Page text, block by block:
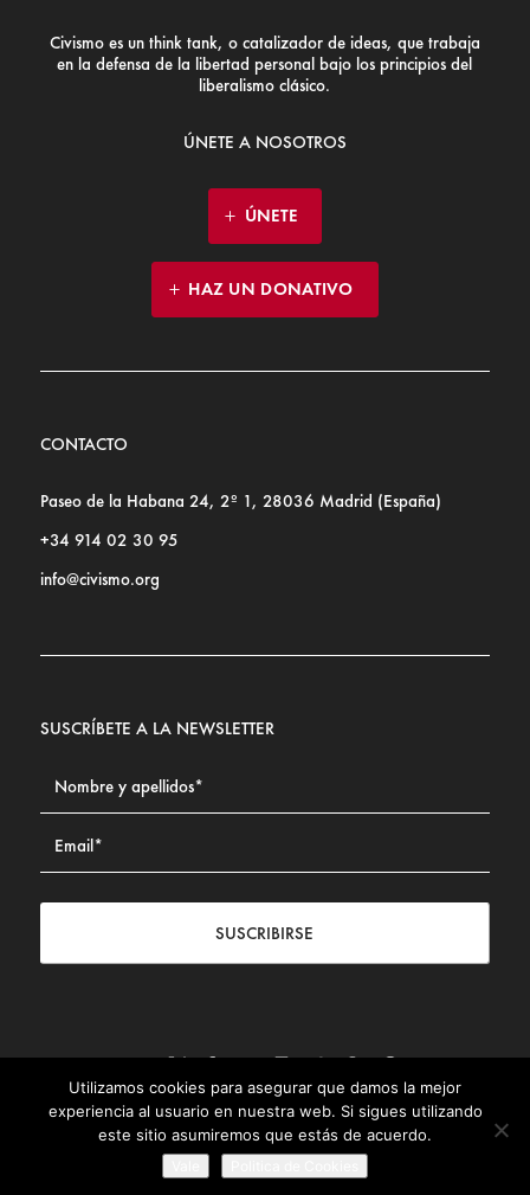
Civismo es un think tank, o catalizador de ideas, que trabaja
en la defensa de la libertad personal bajo los principios del
liberalismo clásico.
ÚNETE A NOSOTROS
ÚNETE
HAZ UN DONATIVO
CONTACTO
Paseo de la Habana 24, 2º 1, 28036 Madrid (España)
+34 914 02 30 95
info@civismo.org
SUSCRÍBETE A LA NEWSLETTER
SUSCRIBIRSE
Contacto|Aviso legal| Política de privacidad| Política de
Cookies
© Fundación Civismo 2025
Utilizamos cookies para asegurar que damos la mejor
experiencia al usuario en nuestra web. Si sigues utilizando
este sitio asumiremos que estás de acuerdo.